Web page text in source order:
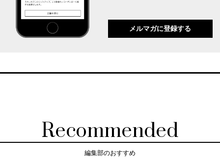
メルマガに登録する
Recommended
編集部のおすすめ